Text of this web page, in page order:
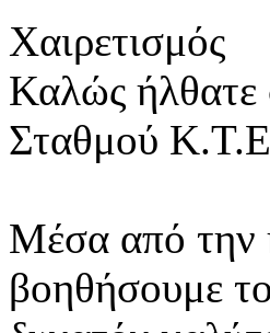
Χαιρετισμός
Καλώς ήλθατε
Σταθμού
Μέσα από την
βοηθήσουμε